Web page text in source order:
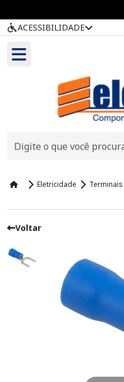
ACESSIBILIDADE
Eletricidade Terminais
Voltar